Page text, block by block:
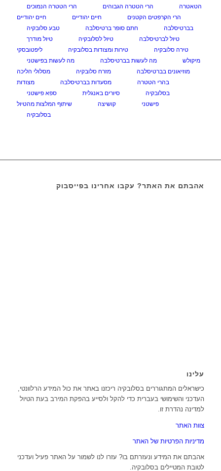
הטאטרה
הרי הטטרה הגבוהים
הרי הטטרה הנמוכים
הרי הקרפטים הקטנים
חיים יהודיים
חיים יהודיים
בברטיסלבה
חתם סופר ברטיסלבה
טבע סלובקיה
טיול לברטיסלבה
טיול לסלובקיה
טיול מודרך
טירה סלובקיה
טירות ומצודות בסלובקיה
ליפטובסקי
מיקולש
מה לעשות בברטיסלבה
מה לעשות בפישטני
מוזיאונים בברטיסלבה
מזרח סלובקיה
מסלולי הליכה
בהרי הטטרה
מסעדות בברטיסלבה
מצודות
בסלובקיה
סיורים באנגלית
ספא פישטני
פישטני
קושיצה
שיתוף המלצות מהטיול
בסלובקיה
אהבתם את האתר? עקבו אחרינו בפייסבוק
עלינו
כישראלים המתגוררים בסלובקיה ריכזנו באתר את כול המידע הרלוונטי,
העדכני והשימושי בעברית כדי להקל ולסייע בהפקת המירב בעת הטיול
למדינה נהדרת זו.
צוות האתר
מדיניות הפרטיות של האתר
אהבתם את המידע ונעזרתם בו? עזרו לנו לשמור על האתר פעיל ועדכני
לטובת המטיילים בסלובקיה.